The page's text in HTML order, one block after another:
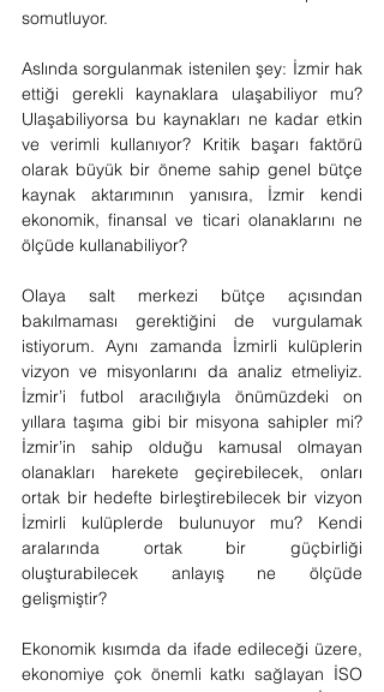
somutluyor.
Aslında sorgulanmak istenilen şey: İzmir hak
ettiği gerekli kaynaklara ulaşabiliyor mu?
Ulaşabiliyorsa bu kaynakları ne kadar etkin
ve verimli kullanıyor? Kritik başarı faktörü
olarak büyük bir öneme sahip genel bütçe
kaynak aktarımının yanısıra, İzmir kendi
ekonomik, finansal ve ticari olanaklarını ne
ölçüde kullanabiliyor?
Olaya salt merkezi bütçe açısından
bakılmaması gerektiğini de vurgulamak
istiyorum. Aynı zamanda İzmirli kulüplerin
vizyon ve misyonlarını da analiz etmeliyiz.
İzmir’i futbol aracılığıyla önümüzdeki on
yıllara taşıma gibi bir misyona sahipler mi?
İzmir’in sahip olduğu kamusal olmayan
olanakları harekete geçirebilecek, onları
ortak bir hedefte birleştirebilecek bir vizyon
İzmirli kulüplerde bulunuyor mu? Kendi
aralarında ortak bir güçbirliği
oluşturabilecek anlayış ne ölçüde
gelişmiştir?
Ekonomik kısımda da ifade edileceği üzere,
ekonomiye çok önemli katkı sağlayan İSO